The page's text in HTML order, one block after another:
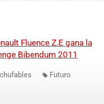
Fluence Z.E gana la
Bibendum 2011
Futuro